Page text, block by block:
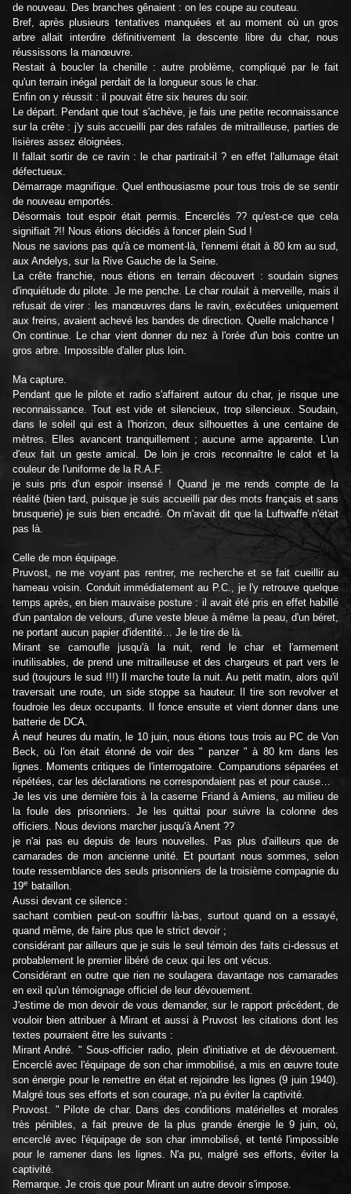
de nouveau. Des branches gênaient : on les coupe au couteau.
Bref, après plusieurs tentatives manquées et au moment où un gros
arbre allait interdire définitivement la descente libre du char, nous
réussissons la manœuvre.
Restait à boucler la chenille : autre problème, compliqué par le fait
qu'un terrain inégal perdait de la longueur sous le char.
Enfin on y réussit : il pouvait être six heures du soir.
Le départ. Pendant que tout s'achève, je fais une petite reconnaissance
sur la crête : j'y suis accueilli par des rafales de mitrailleuse, parties de
lisières assez éloignées.
Il fallait sortir de ce ravin : le char partirait-il ? en effet l'allumage était
défectueux.
Démarrage magnifique. Quel enthousiasme pour tous trois de se sentir
de nouveau emportés.
Désormais tout espoir était permis. Encerclés ?? qu'est-ce que cela
signifiait ?!! Nous étions décidés à foncer plein Sud !
Nous ne savions pas qu'à ce moment-là, l'ennemi était à 80 km au sud,
aux Andelys, sur la Rive Gauche de la Seine.
La crête franchie, nous étions en terrain découvert : soudain signes
d'inquiétude du pilote. Je me penche. Le char roulait à merveille, mais il
refusait de virer : les manœuvres dans le ravin, exécutées uniquement
aux freins, avaient achevé les bandes de direction. Quelle malchance !
On continue. Le char vient donner du nez à l'orée d'un bois contre un
gros arbre. Impossible d'aller plus loin.
Ma capture.
Pendant que le pilote et radio s'affairent autour du char, je risque une
reconnaissance. Tout est vide et silencieux, trop silencieux. Soudain,
dans le soleil qui est à l'horizon, deux silhouettes à une centaine de
mètres. Elles avancent tranquillement ; aucune arme apparente. L'un
d'eux fait un geste amical. De loin je crois reconnaître le calot et la
couleur de l'uniforme de la R.A.F.
je suis pris d'un espoir insensé ! Quand je me rends compte de la
réalité (bien tard, puisque je suis accueilli par des mots français et sans
brusquerie) je suis bien encadré. On m'avait dit que la Luftwaffe n'était
pas là.
Celle de mon équipage.
Pruvost, ne me voyant pas rentrer, me recherche et se fait cueillir au
hameau voisin. Conduit immédiatement au P.C., je l'y retrouve quelque
temps après, en bien mauvaise posture : il avait été pris en effet habillé
d'un pantalon de velours, d'une veste bleue à même la peau, d'un béret,
ne portant aucun papier d'identité… Je le tire de là.
Mirant se camoufle jusqu'à la nuit, rend le char et l'armement
inutilisables, de prend une mitrailleuse et des chargeurs et part vers le
sud (toujours le sud !!!) Il marche toute la nuit. Au petit matin, alors qu'il
traversait une route, un side stoppe sa hauteur. Il tire son revolver et
foudroie les deux occupants. Il fonce ensuite et vient donner dans une
batterie de DCA.
À neuf heures du matin, le 10 juin, nous étions tous trois au PC de Von
Beck, où l'on était étonné de voir des " panzer " à 80 km dans les
lignes. Moments critiques de l'interrogatoire. Comparutions séparées et
répétées, car les déclarations ne correspondaient pas et pour cause…
Je les vis une dernière fois à la caserne Friand à Amiens, au milieu de
la foule des prisonniers. Je les quittai pour suivre la colonne des
officiers. Nous devions marcher jusqu'à Anent ??
je n'ai pas eu depuis de leurs nouvelles. Pas plus d'ailleurs que de
camarades de mon ancienne unité. Et pourtant nous sommes, selon
toute ressemblance des seuls prisonniers de la troisième compagnie du
19e
bataillon.
Aussi devant ce silence :
sachant combien peut-on souffrir là-bas, surtout quand on a essayé,
quand même, de faire plus que le strict devoir ;
considérant par ailleurs que je suis le seul témoin des faits ci-dessus et
probablement le premier libéré de ceux qui les ont vécus.
Considérant en outre que rien ne soulagera davantage nos camarades
en exil qu'un témoignage officiel de leur dévouement.
J'estime de mon devoir de vous demander, sur le rapport précédent, de
vouloir bien attribuer à Mirant et aussi à Pruvost les citations dont les
textes pourraient être les suivants :
Mirant André. " Sous-officier radio, plein d'initiative et de dévouement.
Encerclé avec l'équipage de son char immobilisé, a mis en œuvre toute
son énergie pour le remettre en état et rejoindre les lignes (9 juin 1940).
Malgré tous ses efforts et son courage, n'a pu éviter la captivité.
Pruvost. " Pilote de char. Dans des conditions matérielles et morales
très pénibles, a fait preuve de la plus grande énergie le 9 juin, où,
encerclé avec l'équipage de son char immobilisé, et tenté l'impossible
pour le ramener dans les lignes. N'a pu, malgré ses efforts, éviter la
captivité.
Remarque. Je crois que pour Mirant un autre devoir s'impose.